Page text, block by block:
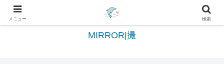
日々を綴る＆写真を切撮る世界へようこそ
MIRROR|撮
メニュー 検索